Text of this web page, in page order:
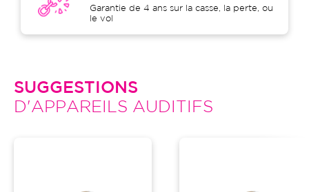
Garantie de 4 ans sur la casse, la perte, ou
le vol
SUGGESTIONS
D'APPAREILS AUDITIFS